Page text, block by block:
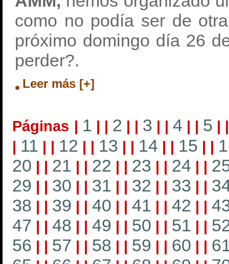
como no podía ser de
próximo domingo día 26
perder?.
Leer más [+]
Páginas | 1 | | 2 | | 3 | | 4 | | 5 |
| 11 | | 12 | | 13 | | 14 | | 15 | |
20 | | 21 | | 22 | | 23 | | 24 | |
29 | | 30 | | 31 | | 32 | | 33 | |
38 | | 39 | | 40 | | 41 | | 42 | |
47 | | 48 | | 49 | | 50 | | 51 | |
56 | | 57 | | 58 | | 59 | | 60 | |